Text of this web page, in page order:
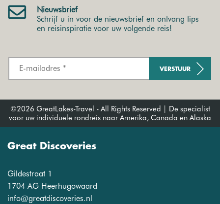
Nieuwsbrief
Schrijf u in voor de nieuwsbrief en ontvang tips
en reisinspiratie voor uw volgende reis!
VERSTUUR
©2026 GreatLakes-Travel - All Rights Reserved | De specialist
voor uw individuele rondreis naar Amerika, Canada en Alaska
Great Discoveries
Gildestraat 1
1704 AG Heerhugowaard
info@greatdiscoveries.nl